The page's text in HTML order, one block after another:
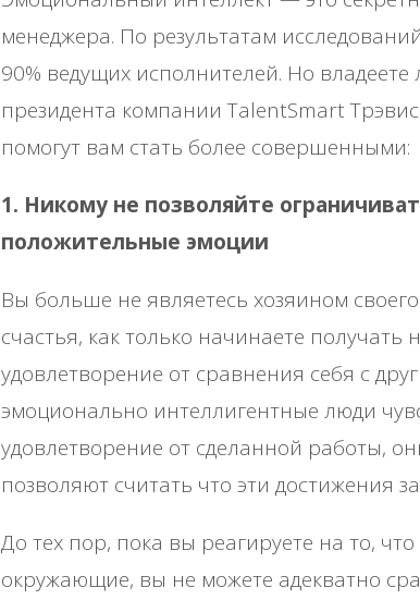
менеджера. По результатам
90% ведущих исполнителей. Но
президента компании TalentSmart
помогут вам стать более совершенными:
1. Никому не позволяйте
положительные эмоции
Вы больше не являетесь хозяином
счастья, как только начинаете получать
удовлетворение от сравнения себя с
эмоционально интеллигентные люди
удовлетворение от сделанной работы,
позволяют считать что эти достижения за
До тех пор, пока вы реагируете на то,
окружающие, вы не можете адекватно